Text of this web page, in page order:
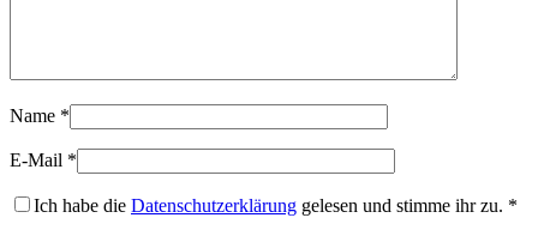
Name *
E-Mail *
Ich habe die Datenschutzerklärung gelesen und stimme ihr zu. *